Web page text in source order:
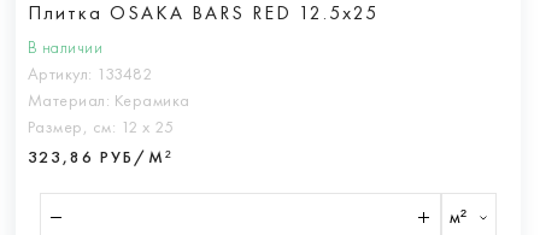
Плитка OSAKA BARS RED 12.5x25
В наличии
Артикул: 133482
Материал: Керамика
Размер, см: 12 х 25
323,86 РУБ/М²
м²